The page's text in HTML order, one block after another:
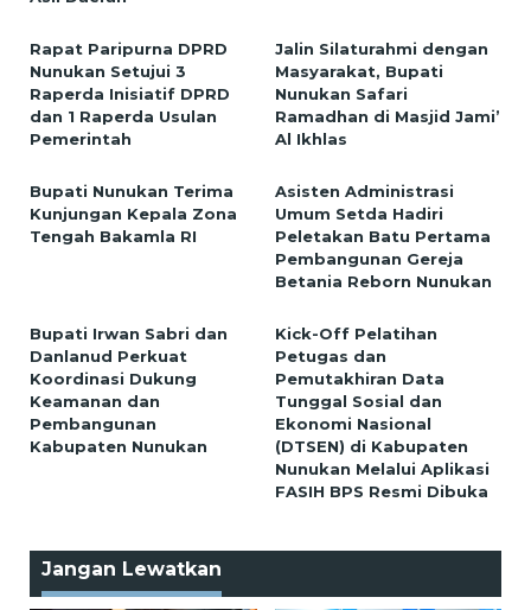
Rapat Paripurna DPRD
Nunukan Setujui 3
Raperda Inisiatif DPRD
dan 1 Raperda Usulan
Pemerintah
Jalin Silaturahmi dengan
Masyarakat, Bupati
Nunukan Safari
Ramadhan di Masjid Jami’
Al Ikhlas
Bupati Nunukan Terima
Kunjungan Kepala Zona
Tengah Bakamla RI
Asisten Administrasi
Umum Setda Hadiri
Peletakan Batu Pertama
Pembangunan Gereja
Betania Reborn Nunukan
Bupati Irwan Sabri dan
Danlanud Perkuat
Koordinasi Dukung
Keamanan dan
Pembangunan
Kabupaten Nunukan
Kick-Off Pelatihan
Petugas dan
Pemutakhiran Data
Tunggal Sosial dan
Ekonomi Nasional
(DTSEN) di Kabupaten
Nunukan Melalui Aplikasi
FASIH BPS Resmi Dibuka
Jangan Lewatkan